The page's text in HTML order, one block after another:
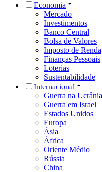
Economia
Mercado
Investimentos
Banco Central
Bolsa de Valores
Imposto de Renda
Finanças Pessoais
Loterias
Sustentabilidade
Internacional
Guerra na Ucrânia
Guerra em Israel
Estados Unidos
Europa
Ásia
África
Oriente Médio
Rússia
China